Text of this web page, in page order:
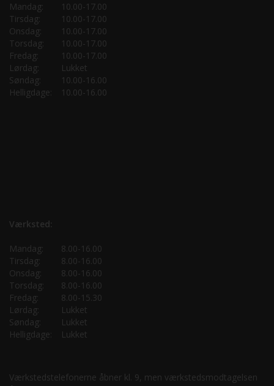
Mandag:
10.00-17.00
Tirsdag:
10.00-17.00
Onsdag:
10.00-17.00
Torsdag:
10.00-17.00
Fredag:
10.00-17.00
Lørdag:
Lukket
Søndag:
10.00-16.00
Helligdage:
10.00-16.00
Værksted:
Mandag:
8.00-16.00
Tirsdag:
8.00-16.00
Onsdag:
8.00-16.00
Torsdag:
8.00-16.00
Fredag:
8.00-15.30
Lørdag:
Lukket
Søndag:
Lukket
Helligdage:
Lukket
Værkstedstelefonerne åbner kl. 9, men værkstedsmodtagelsen